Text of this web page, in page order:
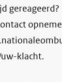
gereageerd?
klacht.